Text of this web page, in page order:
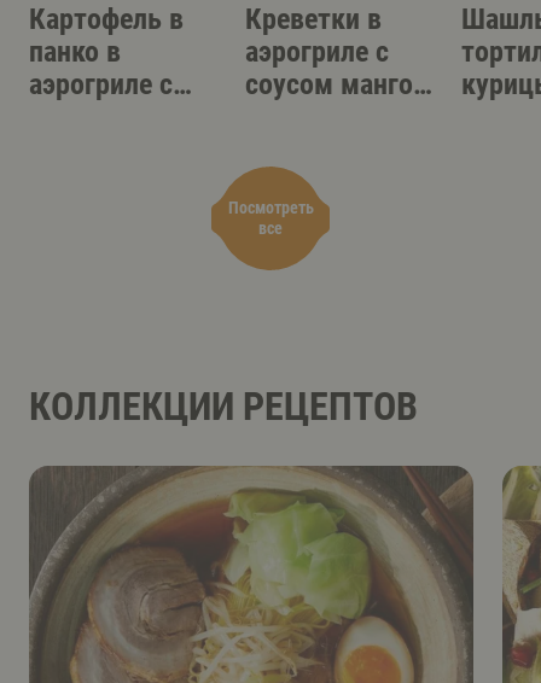
Посмотреть
все
Картофель в
панко в
аэрогриле с
Креветки в
аэрогриле с
соусом манго-
КОЛЛЕКЦИИ РЕЦЕПТОВ